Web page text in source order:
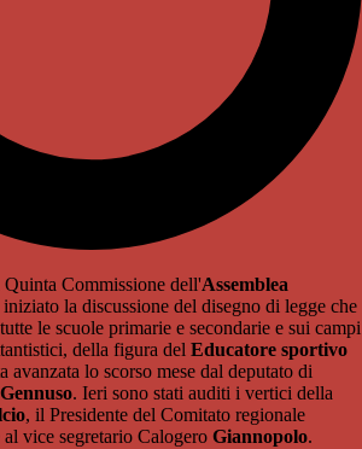
Commissione dell'Assemblea
iniziato la discussione del disegno di legge che
le scuole primarie e secondarie e sui campi
della figura del Educatore sportivo
avanzata lo scorso mese dal deputato di
Gennuso. Ieri sono stati auditi i vertici della
, il Presidente del Comitato regionale
al vice segretario Calogero Giannopolo.